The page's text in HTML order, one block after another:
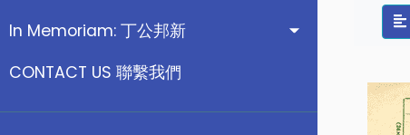
In Memoriam: 丁公邦新
CONTACT US 聯繫我們